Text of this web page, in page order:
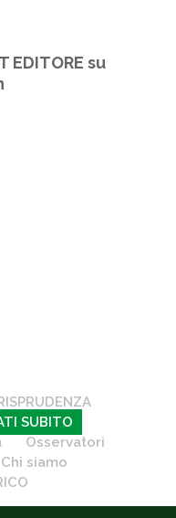
EDITORE su
SUBITO
Osservatori
Chi siamo